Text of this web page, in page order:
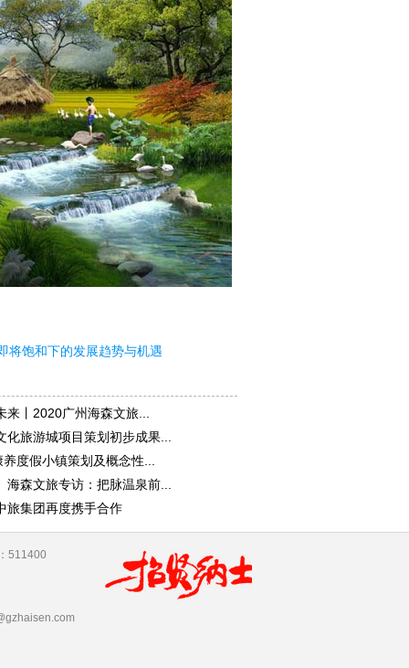
将饱和下的发展趋势与机遇
来丨2020广州海森文旅...
化旅游城项目策划初步成果...
度假小镇策划及概念性...
海森文旅专访：把脉温泉前...
旅集团再度携手合作
511400